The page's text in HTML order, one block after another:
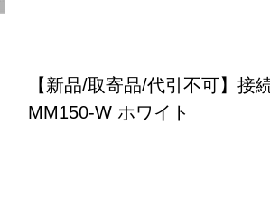
【新品/取寄品/代引不可】接
MM150-W ホワイト